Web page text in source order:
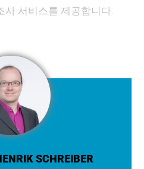
사 서비스를 제공합니다.
SCHREIBER